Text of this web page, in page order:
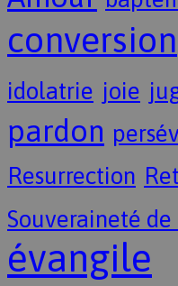
conversion
idolatrie joie
pardon
Resurrection
Souveraineté de
évangile